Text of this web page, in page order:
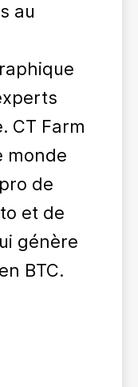
au
CT Farm
monde
de
et de
génère
BTC.